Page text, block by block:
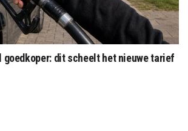
goedkoper: dit scheelt het nieuwe tarief